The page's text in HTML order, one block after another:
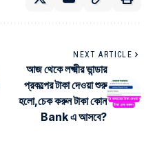
NEXT ARTICLE
আজ থেকে লক্ষ্মীর ভান্ডার
প্রকল্পের টাকা দেওয়া শুরু
হলো,চেক করুন টাকা কোন
Bank এ আসবে?